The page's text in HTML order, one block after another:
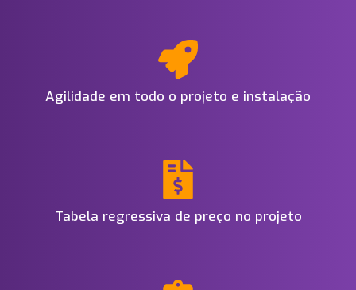
Agilidade em todo o projeto e instalação
Tabela regressiva de preço no projeto